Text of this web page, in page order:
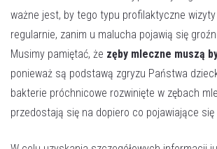
ważne jest, by tego typu profilaktyczne wizyty
regularnie, zanim u malucha pojawią się
Musimy pamiętać, że zęby mleczne muszą
ponieważ są podstawą zgryzu Państwa
bakterie próchnicowe rozwinięte w zębach
przedostają się na dopiero co pojawiające się